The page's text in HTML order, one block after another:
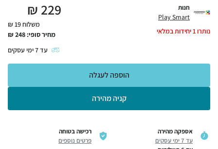
חנות
Play Smart
נותרו1יחידות במלאי
229
₪
משלוח 19 ₪
מחיר סופי: 248
₪
עד7ימי עסקים
קניה מהירה
הוספה לעגלה
אספקה מהירה
עד 7 ימי עסקים
רכישה בטוחה
פרטים נוספים